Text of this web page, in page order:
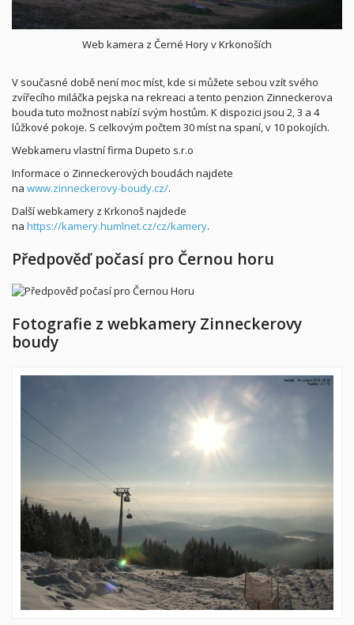
Web kamera z Černé Hory v Krkonoších
V současné době není moc míst, kde si můžete sebou vzít svého
zvířecího miláčka pejska na rekreaci a tento penzion Zinneckerova
bouda tuto možnost nabízí svým hostům. K dispozici jsou 2, 3 a 4
lůžkové pokoje. S celkovým počtem 30 míst na spaní, v 10 pokojích.
Webkameru vlastní firma Dupeto s.r.o
Informace o Zinneckerových boudách najdete
na www.zinneckerovy-boudy.cz/.
Další webkamery z Krkonoš najdede
na https://kamery.humlnet.cz/cz/kamery.
Předpověď počasí pro Černou horu
Fotografie z webkamery Zinneckerovy
boudy